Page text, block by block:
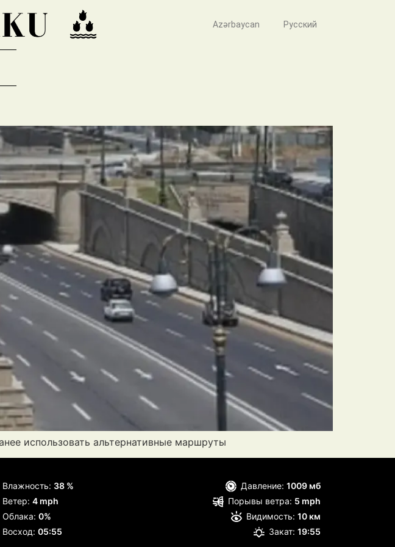
Azərbaycan Русский
мосту в Баку будет
использовать альтернативные маршруты
Влажность: 38 % Давление: 1009 мб
Ветер: 4 mph Порывы ветра: 5 mph
Облака: 0% Видимость: 10 км
Восход: 05:55 Закат: 19:55